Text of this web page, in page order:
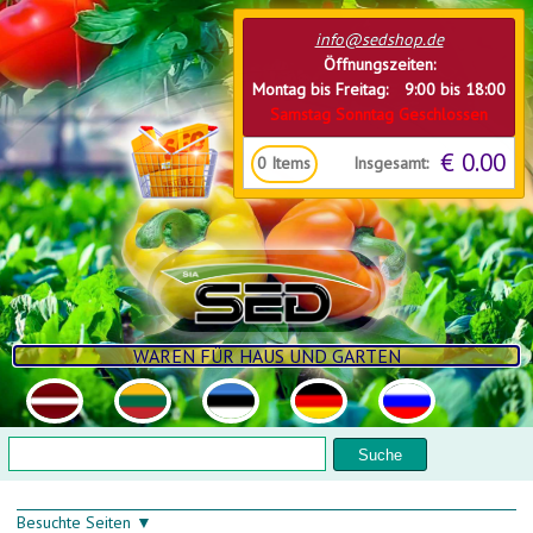
Direkt zum Inhalt
info@sedshop.de
Öffnungszeiten:
Montag bis Freitag: 9:00 bis 18:00
Samstag Sonntag Geschlossen
0 Items Insgesamt: € 0.00
WAREN FÜR HAUS UND GARTEN
Besuchte Seiten ▼